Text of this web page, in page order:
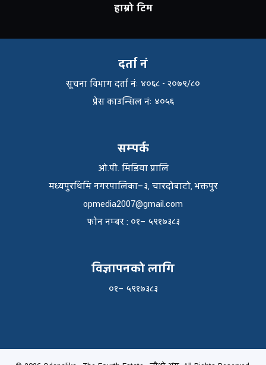
हाम्रो टिम
दर्ता नं
सूचना विभाग दर्ता नंः ४०६८ - २०७९/८०
प्रेस काउन्सिल नंः ४०५६
सम्पर्क
ओ.पी. मिडिया प्रालि
मध्यपुरथिमि नगरपालिका–३, चारदोबाटो, भक्तपुर
opmedia2007@gmail.com
फाेन नम्बर : ०१– ५९१७३८३
विज्ञापनको लागि
०१– ५९१७३८३